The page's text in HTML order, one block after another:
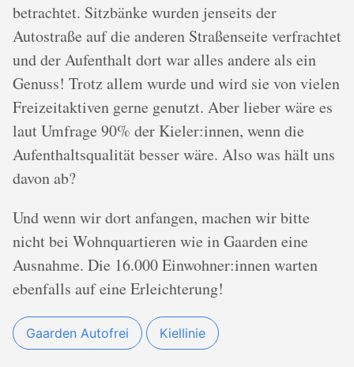
betrachtet. Sitzbänke wurden jenseits der
Autostraße auf die anderen Straßenseite verfrachtet
und der Aufenthalt dort war alles andere als ein
Genuss! Trotz allem wurde und wird sie von vielen
Freizeitaktiven gerne genutzt. Aber lieber wäre es
laut Umfrage 90% der Kieler:innen, wenn die
Aufenthaltsqualität besser wäre. Also was hält uns
davon ab?
Und wenn wir dort anfangen, machen wir bitte
nicht bei Wohnquartieren wie in Gaarden eine
Ausnahme. Die 16.000 Einwohner:innen warten
ebenfalls auf eine Erleichterung!
Gaarden Autofrei Kiellinie